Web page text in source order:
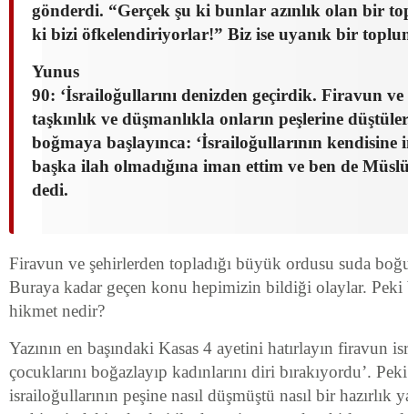
gönderdi. “Gerçek şu ki bunlar azınlık olan bir
ki bizi öfkelendiriyorlar!” Biz ise uyanık bir
Yunus
90: ‘İsrailoğullarını denizden geçirdik. Firavun
taşkınlık ve düşmanlıkla onların peşlerine
boğmaya başlayınca: ‘İsrailoğullarının kendisine
başka ilah olmadığına iman ettim ve ben de
dedi.
Firavun ve şehirlerden topladığı büyük ordusu suda
Buraya kadar geçen konu hepimizin bildiği olaylar. Peki
hikmet nedir?
Yazının en başındaki Kasas 4 ayetini hatırlayın firavun
çocuklarını boğazlayıp kadınlarını diri bırakıyordu’.
israiloğullarının peşine nasıl düşmüştü nasıl bir hazırlık